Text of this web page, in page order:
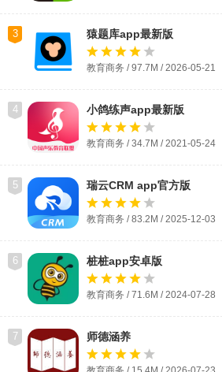
3 猿题库app最新版
教育商务 / 97.7M / 2026-05-21
4 小鸽练声app最新版
教育商务 / 34.7M / 2021-05-24
5 瑞云CRM app官方版
教育商务 / 83.2M / 2025-12-03
6 桩桩app安卓版
教育商务 / 71.6M / 2024-07-28
7 师德涵养